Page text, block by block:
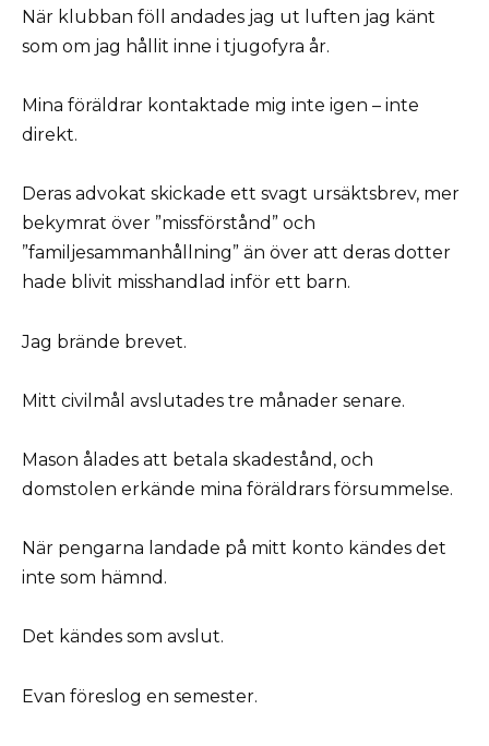
När klubban föll andades jag ut luften jag känt
som om jag hållit inne i tjugofyra år.
Mina föräldrar kontaktade mig inte igen – inte
direkt.
Deras advokat skickade ett svagt ursäktsbrev, mer
bekymrat över ”missförstånd” och
”familjesammanhållning” än över att deras dotter
hade blivit misshandlad inför ett barn.
Jag brände brevet.
Mitt civilmål avslutades tre månader senare.
Mason ålades att betala skadestånd, och
domstolen erkände mina föräldrars försummelse.
När pengarna landade på mitt konto kändes det
inte som hämnd.
Det kändes som avslut.
Evan föreslog en semester.